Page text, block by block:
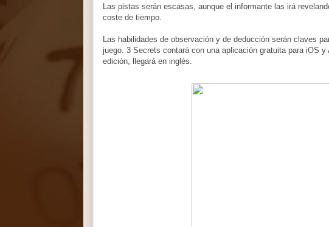
Las pistas serán escasas, aunque el informante las irá
coste de tiempo.
Las habilidades de observación y de deducción serán claves
juego. 3 Secrets contará con una aplicación gratuita para iOS
edición, llegará en inglés.